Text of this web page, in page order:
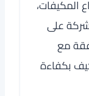
المكيفات،
على
مع
بكفاءة